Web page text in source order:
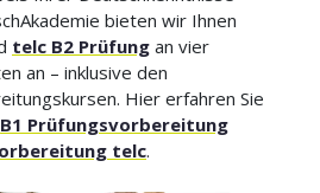
bieten wir Ihnen
telc B2 Prüfung an vier
an – inklusive den
Hier erfahren Sie
B1 Prüfungsvorbereitung
telc.